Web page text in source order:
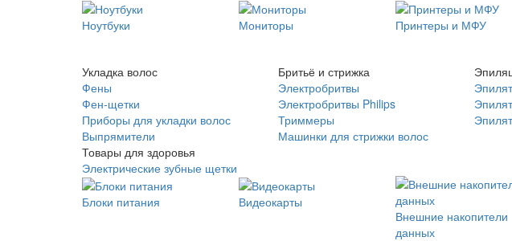
Ноутбуки Мониторы
Принтеры и МФУ
Укладка волос
Фены
Фен-щетки
Приборы для укладки волос
Выпрямители
Товары для здоровья
Электрические зубные щетки
Бритьё и стрижка
Электробритвы
Электробритвы Philips
Триммеры
Машинки для стрижки волос
Блоки питания
Видеокарты
Внешние накопители
данных